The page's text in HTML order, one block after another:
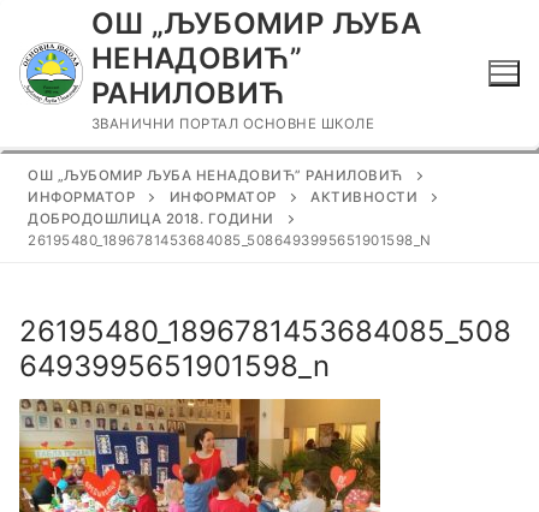
садржаја
ОШ „ЉУБОМИР ЉУБА
НЕНАДОВИЋ”
РАНИЛОВИЋ
ЗВАНИЧНИ ПОРТАЛ ОСНОВНЕ ШКОЛЕ
ОШ „ЉУБОМИР ЉУБА НЕНАДОВИЋ” РАНИЛОВИЋ
ИНФОРМАТОР
ИНФОРМАТОР
АКТИВНОСТИ
ДОБРОДОШЛИЦА 2018. ГОДИНИ
26195480_1896781453684085_5086493995651901598_N
26195480_1896781453684085_508
6493995651901598_n